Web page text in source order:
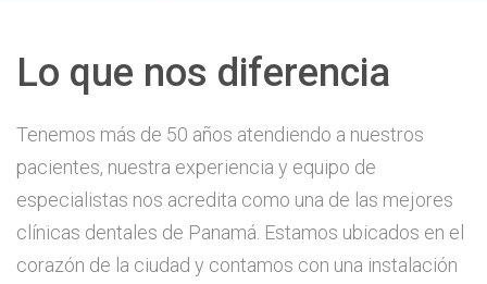
Lo que nos diferencia
Tenemos más de 50 años atendiendo a nuestros
pacientes, nuestra experiencia y equipo de
especialistas nos acredita como una de las mejores
clínicas dentales de Panamá. Estamos ubicados en el
corazón de la ciudad y contamos con una instalación